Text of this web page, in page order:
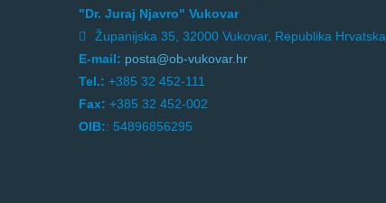
"Dr. Juraj Njavro" Vukovar
Županijska 35, 32000 Vukovar, Republika Hrvatska
E-mail: posta@ob-vukovar.hr
Tel.: +385 32 452-111
Fax: +385 32 452-002
OIB:: 54896856295